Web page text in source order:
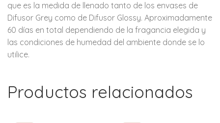
que es la medida de llenado tanto de los envases de
Difusor Grey como de Difusor Glossy. Aproximadamente
60 días en total dependiendo de la fragancia elegida y
las condiciones de humedad del ambiente donde se lo
utilice.
Productos relacionados